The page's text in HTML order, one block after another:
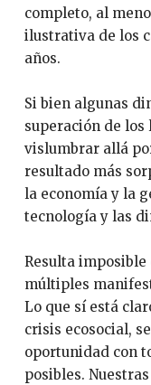
completo, al
ilustrativa de los
años.
Si bien algunas
superación de
vislumbrar allá
resultado más
la economía y la
tecnología y las
Resulta
múltiples
Lo que sí está
crisis ecosocial,
oportunidad con
posibles.